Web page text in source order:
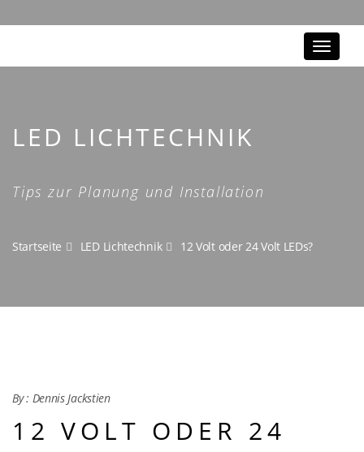
Toggle
LED LICHTECHNIK
Tips zur Planung und Installation
Startseite LED Lichtechnik 12 Volt oder 24 Volt LEDs?
By : Dennis Jackstien
12 VOLT ODER 24